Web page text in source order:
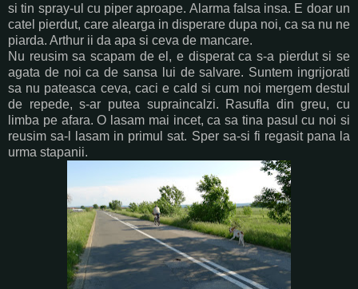
si tin spray-ul cu piper aproape. Alarma falsa insa. E doar un
catel pierdut, care alearga in disperare dupa noi, ca sa nu ne
piarda. Arthur ii da apa si ceva de mancare.
Nu reusim sa scapam de el, e disperat ca s-a pierdut si se
agata de noi ca de sansa lui de salvare. Suntem ingrijorati
sa nu pateasca ceva, caci e cald si cum noi mergem destul
de repede, s-ar putea supraincalzi. Rasufla din greu, cu
limba pe afara. O lasam mai incet, ca sa tina pasul cu noi si
reusim sa-l lasam in primul sat. Sper sa-si fi regasit pana la
urma stapanii.